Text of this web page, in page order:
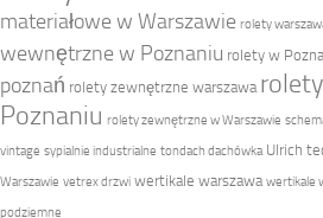
materiałowe w Warszawie rolety
wewnętrzne w Poznaniu rolety w
poznań rolety zewnętrzne warszawa
Poznaniu rolety zewnętrzne w Warszawie
vintage sypialnie industrialne tondach dachówka Ulrich
Warszawie vetrex drzwi wertikale warszawa wertikale
podziemne